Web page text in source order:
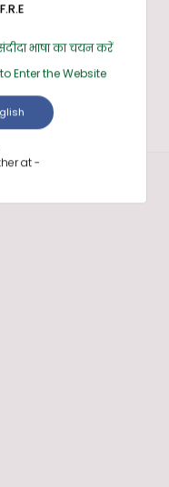
भाषा का चयन करें
Enter the Website
at -